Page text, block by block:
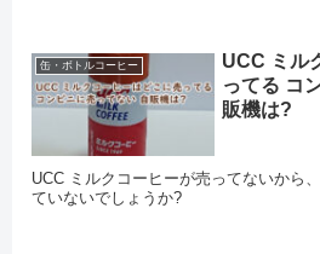
缶・ボトルコーヒー
UCC ミル
ってる コ
販機は?
UCC ミルクコーヒーが売ってないから
ていないでしょうか?